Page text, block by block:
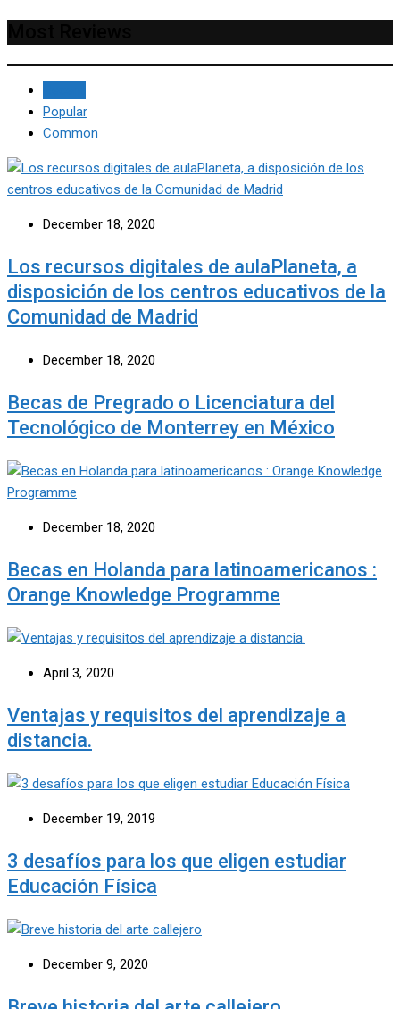
Popular
Common
December 18, 2020
Los recursos digitales de aulaPlaneta, a
disposición de los centros educativos de la
Comunidad de Madrid
December 18, 2020
Becas de Pregrado o Licenciatura del
Tecnológico de Monterrey en México
December 18, 2020
Becas en Holanda para latinoamericanos :
Orange Knowledge Programme
April 3, 2020
Ventajas y requisitos del aprendizaje a
distancia.
December 19, 2019
3 desafíos para los que eligen estudiar
Educación Física
December 9, 2020